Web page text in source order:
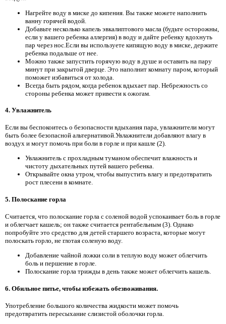
Нагрейте воду в миске до кипения. Вы также можете наполнить
ванну горячей водой.
Добавьте несколько капель эвкалиптового масла (будьте осторожны,
если у вашего ребенка аллергия) в воду и дайте ребенку вдохнуть
пар через нос.Если вы используете кипящую воду в миске, держите
ребенка подальше от нее.
Можно также запустить горячую воду в душе и оставить на пару
минут при закрытой дверце. Это наполнит комнату паром, который
поможет избавиться от холода.
Всегда быть рядом, когда ребенок вдыхает пар. Небрежность со
стороны ребенка может привести к ожогам.
4. Увлажнитель
Если вы беспокоитесь о безопасности вдыхания пара, увлажнители могут
быть более безопасной альтернативой.Увлажнители добавляют влагу в
воздух и могут помочь при боли в горле и при кашле (2).
Увлажнитель с прохладным туманом обеспечит влажность и
чистоту дыхательных путей вашего ребенка.
Открывайте окна утром, чтобы выпустить влагу и предотвратить
рост плесени в комнате.
5. Полоскание горла
Считается, что полоскание горла с соленой водой успокаивает боль в горле
и облегчает кашель; он также считается рентабельным (3). Однако
попробуйте это средство для детей старшего возраста, которые могут
полоскать горло, не глотая соленую воду.
Добавление чайной ложки соли в теплую воду может облегчить
боль и першение в горле.
Полоскание горла трижды в день также может облегчить кашель.
6. Обильное питье, чтобы избежать обезвоживания.
Употребление большого количества жидкости может помочь
предотвратить пересыхание слизистой оболочки горла.